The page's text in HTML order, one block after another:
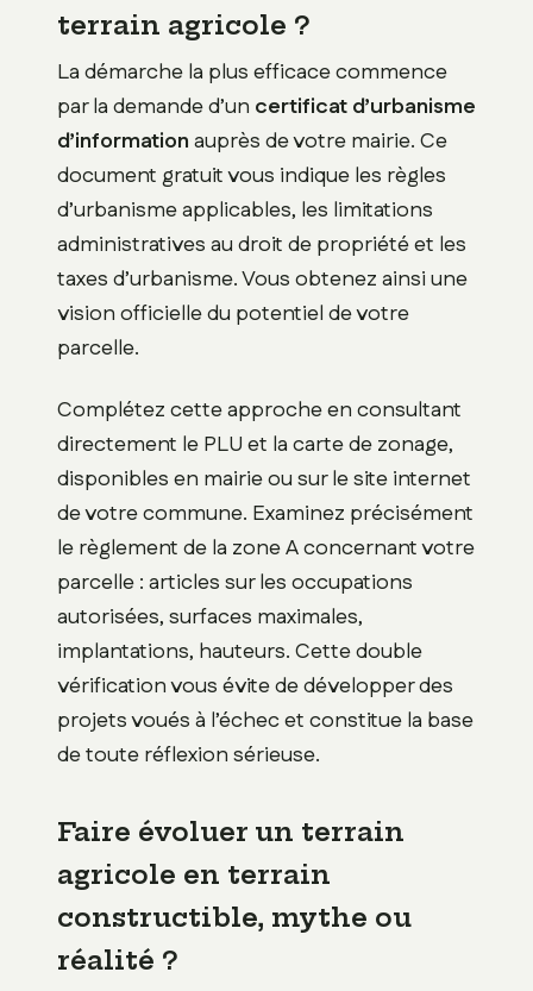
terrain agricole ?
La démarche la plus efficace commence
par la demande d’un certificat d’urbanisme
d’informationauprès de votre mairie. Ce
document gratuit vous indique les règles
d’urbanisme applicables, les limitations
administratives au droit de propriété et les
taxes d’urbanisme. Vous obtenez ainsi une
vision officielle du potentiel de votre
parcelle.
Complétez cette approche en consultant
directement le PLU et la carte de zonage,
disponibles en mairie ou sur le site internet
de votre commune. Examinez précisément
le règlement de la zone A concernant votre
parcelle : articles sur les occupations
autorisées, surfaces maximales,
implantations, hauteurs. Cette double
vérification vous évite de développer des
projets voués à l’échec et constitue la base
de toute réflexion sérieuse.
Faire évoluer un terrain
agricole en terrain
constructible, mythe ou
réalité ?